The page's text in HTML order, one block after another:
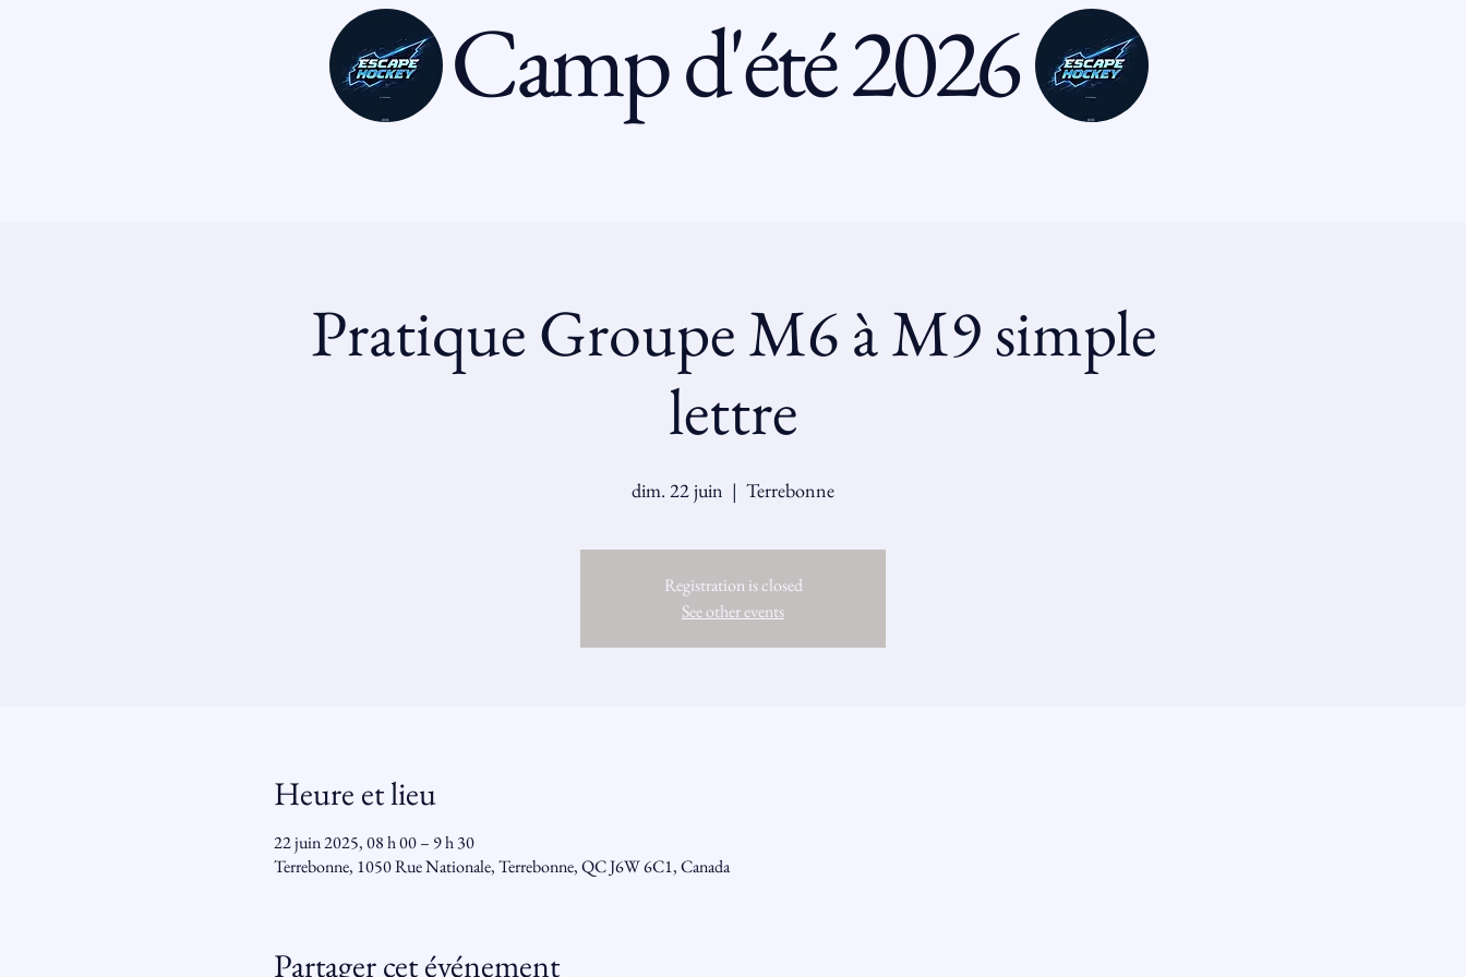
Camp d'été 2026
Pratique Groupe M6 à M9 simple
lettre
dim. 22 juin
  |
Terrebonne
Registration is closed
See other events
Heure et lieu
22 juin 2025, 08 h 00 – 9 h 30
Terrebonne, 1050 Rue Nationale, Terrebonne, QC J6W 6C1, Canada
Partager cet événement